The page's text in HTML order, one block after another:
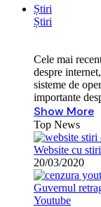
Știri
Știri
Cele mai
despre
sisteme de
importante
Show More
Top News
Website cu
20/03/2020
Guvernul
Youtube